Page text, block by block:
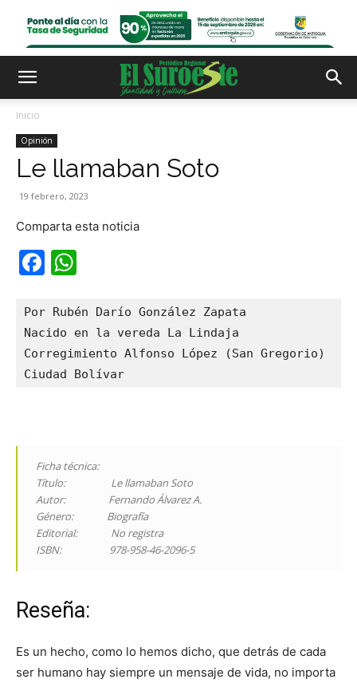
Inicio
Opinión
Le llamaban Soto
19 febrero, 2023
Comparta esta noticia
Facebook
Por Rubén Darío González Zapata
Nacido en la vereda La Lindaja
Corregimiento Alfonso López (San Gregorio)
Ciudad Bolívar
Ficha técnica:
Título: Le llamaban Soto
Autor: Fernando Álvarez A.
Género: Biografía
Editorial: No registra
ISBN: 978-958-46-2096-5
Reseña:
Es un hecho, como lo hemos dicho, que detrás de cada
ser humano hay siempre un mensaje de vida, no importa